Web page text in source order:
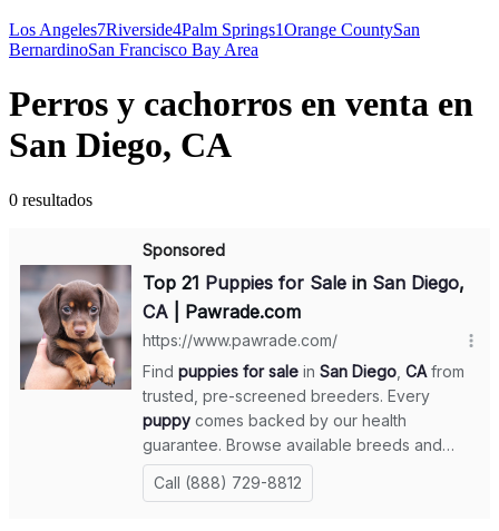
Los Angeles7Riverside4Palm Springs1Orange CountySan
BernardinoSan Francisco Bay Area
Perros y cachorros en venta en
San Diego, CA
0 resultados